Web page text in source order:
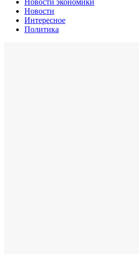
Новости экономики
Новости
Интересное
Политика